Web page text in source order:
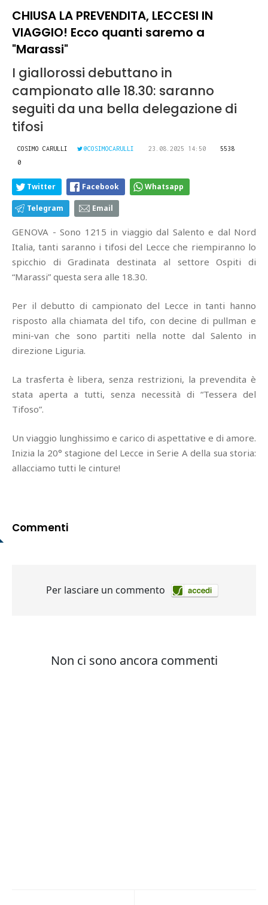
CHIUSA LA PREVENDITA, LECCESI IN
VIAGGIO! Ecco quanti saremo a
"Marassi"
I giallorossi debuttano in
campionato alle 18.30: saranno
seguiti da una bella delegazione di
tifosi
COSIMO CARULLI @COSIMOCARULLI 23.08.2025 14:50
5538
0
Twitter Facebook Whatsapp
Telegram Email
GENOVA - Sono 1215 in viaggio dal Salento e dal Nord
Italia, tanti saranno i tifosi del Lecce che riempiranno lo
spicchio di Gradinata destinata al settore Ospiti di
“Marassi” questa sera alle 18.30.
Per il debutto di campionato del Lecce in tanti hanno
risposto alla chiamata del tifo, con decine di pullman e
mini-van che sono partiti nella notte dal Salento in
direzione Liguria.
La trasferta è libera, senza restrizioni, la prevendita è
stata aperta a tutti, senza necessità di “Tessera del
Tifoso”.
Un viaggio lunghissimo e carico di aspettative e di amore.
Inizia la 20° stagione del Lecce in Serie A della sua storia:
allacciamo tutti le cinture!
Commenti